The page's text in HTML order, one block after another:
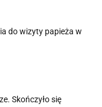
do wizyty papieża w
Skończyło się